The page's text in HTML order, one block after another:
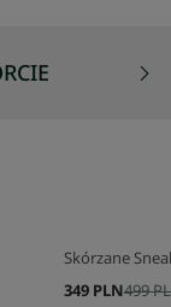
Skórzane
499
349 PLN